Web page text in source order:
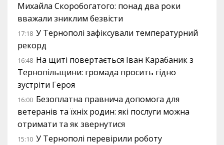
Михайла Скоробогатого: понад два роки
вважали зниклим безвісти
17:18 У Тернополі зафіксували температурний
рекорд
16:48 На щиті повертається Іван Карабаник з
Тернопільщини: громада просить гідно
зустріти Героя
16:00 Безоплатна правнича допомога для
ветеранів та їхніх родин: які послуги можна
отримати та як звернутися
15:10 У Тернополі перевірили роботу